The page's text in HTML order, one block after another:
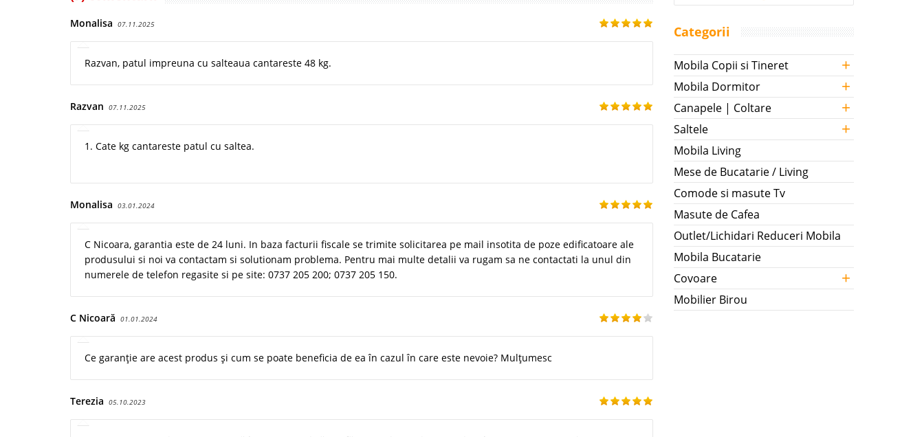
Monalisa 07.11.2025
Razvan, patul impreuna cu salteaua cantareste 48 kg.
Razvan 07.11.2025
1. Cate kg cantareste patul cu saltea.
Monalisa 03.01.2024
C Nicoara, garantia este de 24 luni. In baza facturii fiscale se trimite solicitarea pe mail insotita de poze edificatoare ale
produsului si noi va contactam si solutionam problema. Pentru mai multe detalii va rugam sa ne contactati la unul din
numerele de telefon regasite si pe site: 0737 205 200; 0737 205 150.
C Nicoară 01.01.2024
Ce garanție are acest produs și cum se poate beneficia de ea în cazul în care este nevoie? Mulțumesc
Terezia 05.10.2023
Categorii
Mobila Copii si Tineret +
Mobila Dormitor +
Canapele | Coltare +
Saltele +
Mobila Living
Mese de Bucatarie / Living
Comode si masute Tv
Masute de Cafea
Outlet/Lichidari Reduceri Mobila
Mobila Bucatarie
Covoare
+
Mobilier Birou